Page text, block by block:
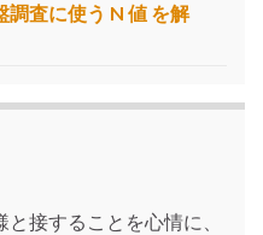
査に使う N 値 を解
接することを心情に、